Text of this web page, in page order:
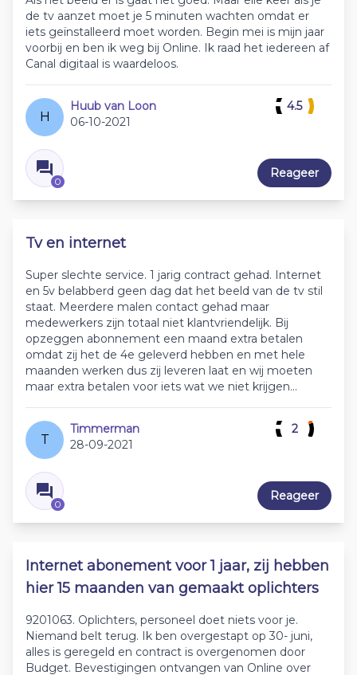
de tv aanzet moet je 5 minuten wachten omdat er
iets geïnstalleerd moet worden. Begin mei is mijn jaar
voorbij en ben ik weg bij Online. Ik raad het iedereen af
Canal digitaal is waardeloos.
H
Huub van Loon
06-10-2021
0
4.5
Reageer
Tv en internet
Super slechte service. 1 jarig contract gehad. Internet
en 5v belabberd geen dag dat het beeld van de tv stil
staat. Meerdere malen contact gehad maar
medewerkers zijn totaal niet klantvriendelijk. Bij
opzeggen abonnement een maand extra betalen
omdat zij het de 4e geleverd hebben en met hele
maanden werken dus zij leveren laat en wij moeten
maar extra betalen voor iets wat we niet krijgen...
T
Timmerman
28-09-2021
0
2
Reageer
Internet abonement voor 1 jaar, zij hebben
hier 15 maanden van gemaakt oplichters
9201063. Oplichters, personeel doet niets voor je.
Niemand belt terug. Ik ben overgestapt op 30- juni,
alles is geregeld en contract is overgenomen door
Budget. Bevestigingen ontvangen van Online over